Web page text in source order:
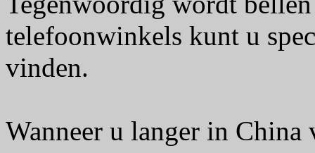
telefoonwinkels kunt u
vinden.
Wanneer u langer in